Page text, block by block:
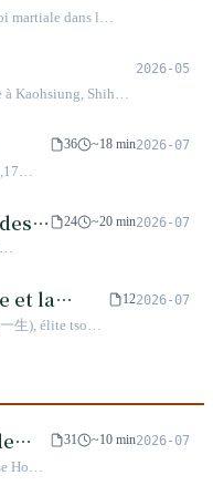
la
martiale dans la
martiale. Pour les
qu'en 1992.
? Kaohsiung, Shih
Lors du même
Shui-bian, Frank
présidents ou
suivante des
2026-05
36 ~18 min2026-07
24 ~20 min2026-07
et la
生), élite tsou,
122026-07
Hong
31 ~10 min2026-07